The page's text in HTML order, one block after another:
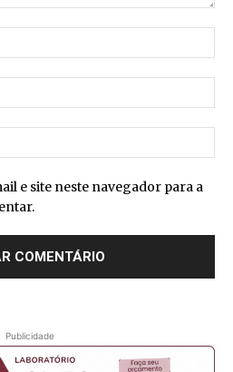
e site neste navegador para a
Publicidade